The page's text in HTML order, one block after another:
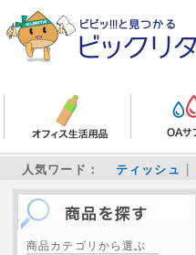
人気ワード： ティッシュ
商品カテゴリから選ぶ